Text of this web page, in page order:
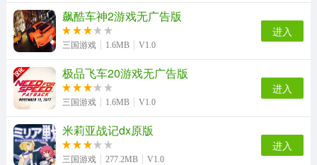
时空猎人3游戏无广告版 冰火人冒险闯关无广告版
疯狂特技飞车游戏官方版 僵尸越野旅行（ZombieSafari）直装版 双人赛车3d安卓版
一骑当千OL加速版
飙酷车神2游戏无广告版
三国游戏 1.6MB V1.0
进入
极品飞车20游戏无广告版
三国游戏 1.6MB V1.0
进入
米莉亚战记dx原版
三国游戏 277.2MB V1.0
进入